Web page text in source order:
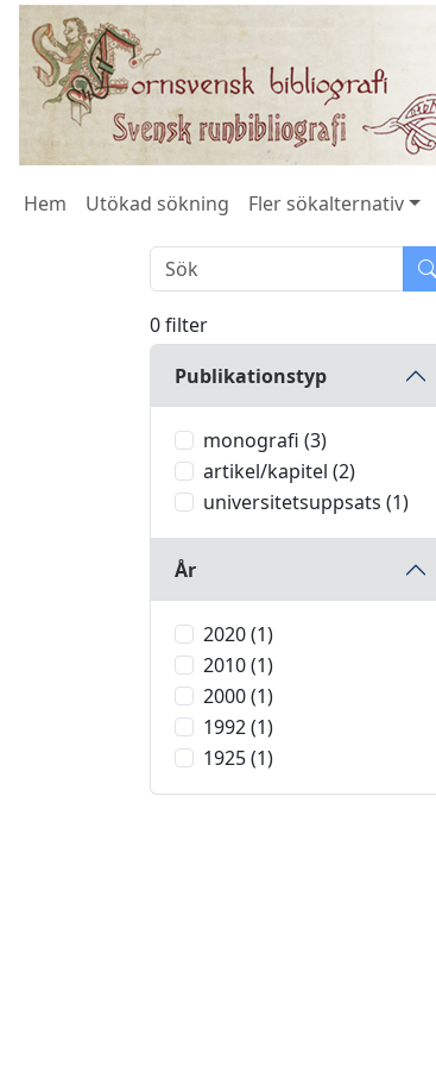
Hem Utökad sökning Fler sökalternativ
0 filter
Publikationstyp
monografi (3)
artikel/kapitel (2)
universitetsuppsats (1)
År
2020 (1)
2010 (1)
2000 (1)
1992 (1)
1925 (1)